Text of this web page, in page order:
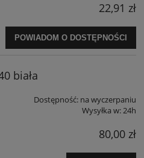
22,91 zł
POWIADOM O DOSTĘPNOŚCI
biała
Dostępność: na wyczerpaniu
Wysyłka w:24h
80,00 zł